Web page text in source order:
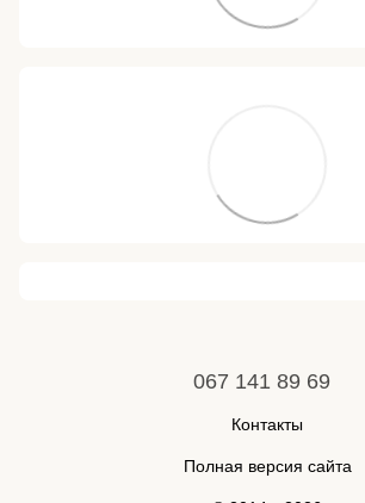
067 141 89 69
Контакты
Полная версия сайта